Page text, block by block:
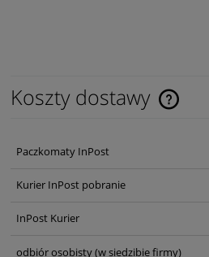
Koszty dostawy
Cena nie zawiera ewentualnych
Paczkomaty InPost
Kurier InPost pobranie
InPost Kurier
odbiór osobisty(w siedzibie firmy)